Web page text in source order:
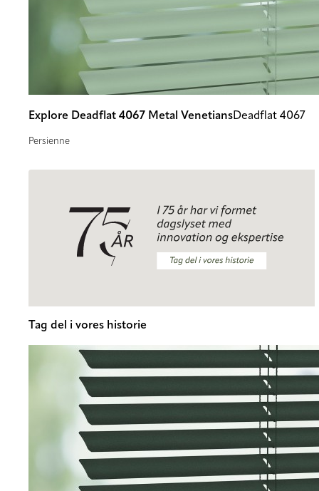
Explore Deadflat 4067 Metal VenetiansDeadflat 4067
Persienne
Tag del i vores historie